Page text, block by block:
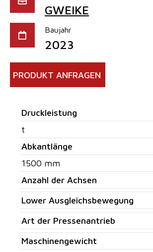
GWEIKE
Baujahr
2023
PRODUKT ANFRAGEN
Druckleistung
t
Abkantlänge
1500 mm
Anzahl der Achsen
Lower Ausgleichsbewegung
Art der Pressenantrieb
Maschinengewicht